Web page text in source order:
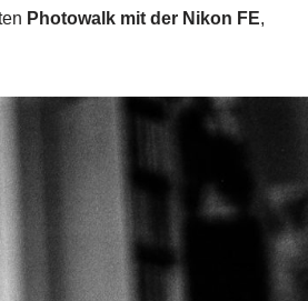
Photowalk mit der Nikon FE,